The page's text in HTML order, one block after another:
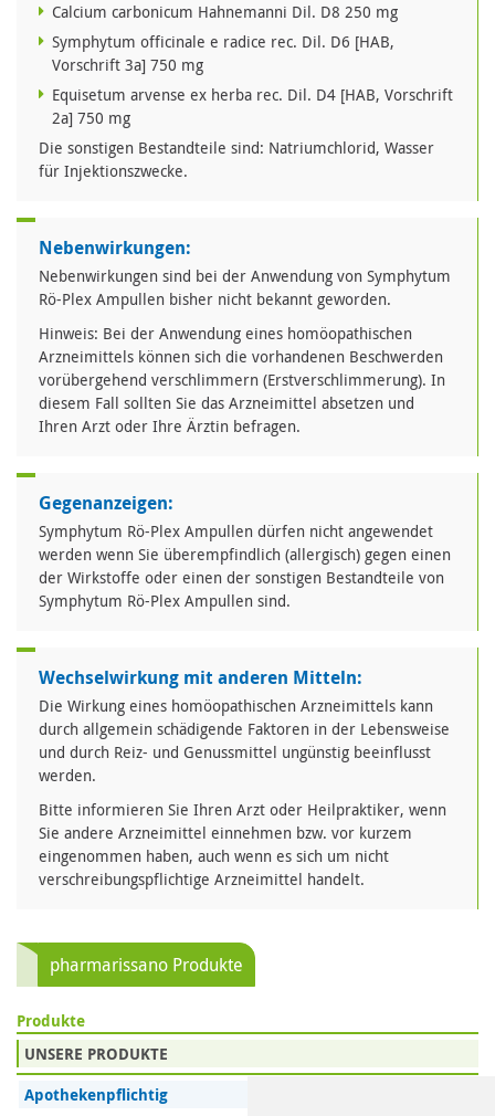
Calcium carbonicum Hahnemanni Dil. D8 250 mg
Symphytum officinale e radice rec. Dil. D6 [HAB,
Vorschrift 3a] 750 mg
Equisetum arvense ex herba rec. Dil. D4 [HAB, Vorschrift
2a] 750 mg
Die sonstigen Bestandteile sind: Natriumchlorid, Wasser
für Injektionszwecke.
Nebenwirkungen:
Nebenwirkungen sind bei der Anwendung von Symphytum
Rö-Plex Ampullen bisher nicht bekannt geworden.
Hinweis: Bei der Anwendung eines homöopathischen
Arzneimittels können sich die vorhandenen Beschwerden
vorübergehend verschlimmern (Erstverschlimmerung). In
diesem Fall sollten Sie das Arzneimittel absetzen und
Ihren Arzt oder Ihre Ärztin befragen.
Gegenanzeigen:
Symphytum Rö-Plex Ampullen dürfen nicht angewendet
werden wenn Sie überempfindlich (allergisch) gegen einen
der Wirkstoffe oder einen der sonstigen Bestandteile von
Symphytum Rö-Plex Ampullen sind.
Wechselwirkung mit anderen Mitteln:
Die Wirkung eines homöopathischen Arzneimittels kann
durch allgemein schädigende Faktoren in der Lebensweise
und durch Reiz- und Genussmittel ungünstig beeinflusst
werden.
Bitte informieren Sie Ihren Arzt oder Heilpraktiker, wenn
Sie andere Arzneimittel einnehmen bzw. vor kurzem
eingenommen haben, auch wenn es sich um nicht
verschreibungspflichtige Arzneimittel handelt.
pharmarissano Produkte
Produkte
UNSERE PRODUKTE
Apothekenpflichtig